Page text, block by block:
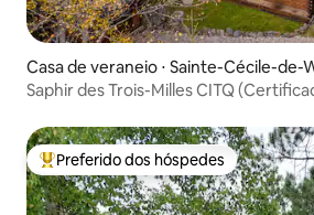
Casa de veraneio ⋅ Sainte-Cécile-de-
Saphir des Trois-Milles CITQ
Entre os melhores preferidos dos
Preferido dos hóspedes